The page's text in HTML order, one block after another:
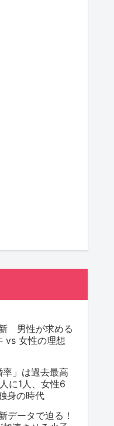
男性が求める
vs 女性の理想
率」は過去最高
に1人、女性6
身の時代
データで迫る！